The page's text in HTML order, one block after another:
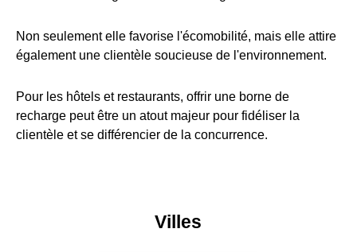
Non seulement elle favorise l'écomobilité, mais elle attire
également une clientèle soucieuse de l'environnement.
Pour les hôtels et restaurants, offrir une borne de
recharge peut être un atout majeur pour fidéliser la
clientèle et se différencier de la concurrence.
Villes